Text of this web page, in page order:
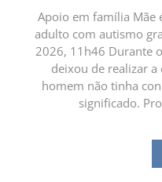
Apoio em família Mãe
adulto com autismo
2026, 11h46 Durante
deixou de realizar a
homem não tinha
significado.